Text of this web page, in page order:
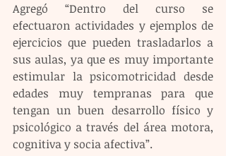
Agregó “Dentro del curso se
efectuaron actividades y ejemplos de
ejercicios que pueden trasladarlos a
sus aulas, ya que es muy importante
estimular la psicomotricidad desde
edades muy tempranas para que
tengan un buen desarrollo físico y
psicológico a través del área motora,
cognitiva y socia afectiva”.